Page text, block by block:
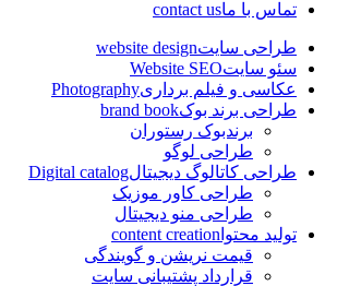
تماس با ماcontact us
طراحی سایتwebsite design
سئو سایتWebsite SEO
عکاسی و فیلم برداریPhotography
طراحی برند بوکbrand book
برندبوک رستوران
طراحی لوگو
طراحی کاتالوگ دیجیتالDigital catalog
طراحی کاور موزیک
طراحی منو دیجیتال
تولید محتوا content creation
قیمت نریشن و گویندگی
قرارداد پشتیبانی سایت